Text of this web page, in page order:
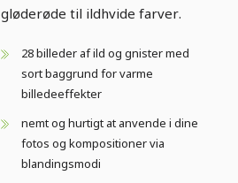
gløderøde til ildhvide farver.
28 billeder af ild og gnister med
sort baggrund for varme
billedeeffekter
nemt og hurtigt at anvende i dine
fotos og kompositioner via
blandingsmodi